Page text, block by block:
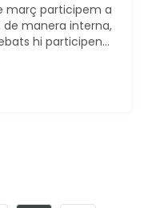
març participem a
de manera interna,
hi participen...